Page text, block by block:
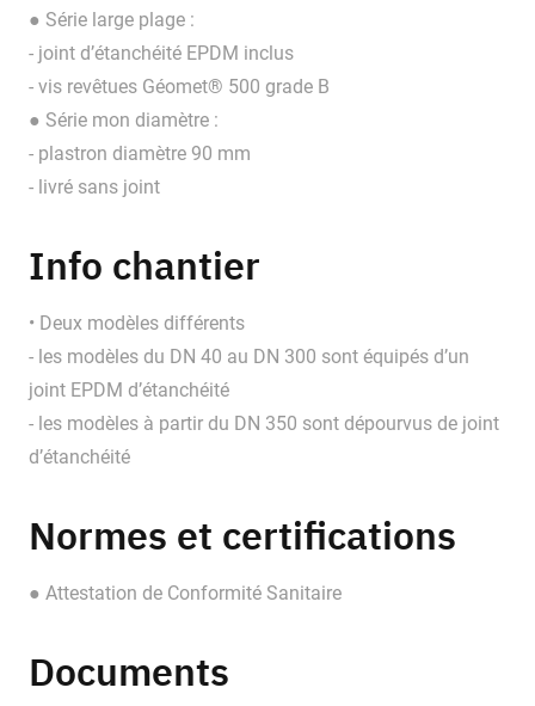
● Série large plage :
- joint d’étanchéité EPDM inclus
- vis revêtues Géomet® 500 grade B
● Série mon diamètre :
- plastron diamètre 90 mm
- livré sans joint
Info chantier
• Deux modèles différents
- les modèles du DN 40 au DN 300 sont équipés d’un
joint EPDM d’étanchéité
- les modèles à partir du DN 350 sont dépourvus de joint
d’étanchéité
Normes et certifications
● Attestation de Conformité Sanitaire
Documents